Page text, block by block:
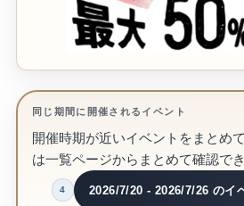
同じ期間に開催されるイベント
開催時期が近いイベントをまとめ
は一覧ページからまとめて確認でき
4 2026/7/20 - 2026/7/26 のイ